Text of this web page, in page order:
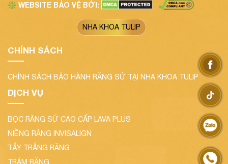
❇️ WEBSITE BẢO VỆ BỞI:
NHA KHOA TULIP
CHÍNH SÁCH
CHÍNH SÁCH BẢO HÀNH RĂNG SỨ TẠI NHA KHOA TULIP
DỊCH VỤ
BỌC RĂNG SỨ CAO CẤP LAVA PLUS
NIỀNG RĂNG INVISALIGN
TẨY TRẮNG RĂNG
TRÁM RĂNG